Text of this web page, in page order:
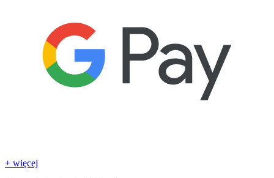
+ więcej